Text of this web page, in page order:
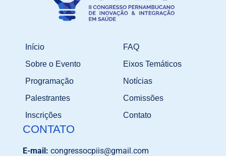
Início
Sobre o Evento
Programação
Palestrantes
Inscrições
FAQ
Eixos Temáticos
Notícias
Comissões
Contato
CONTATO
E-mail: congressocpiis@gmail.com